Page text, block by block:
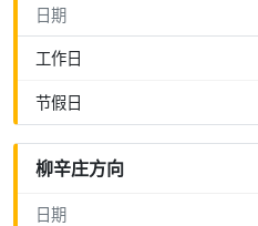
日期
工作日
节假日
柳辛庄方向
日期